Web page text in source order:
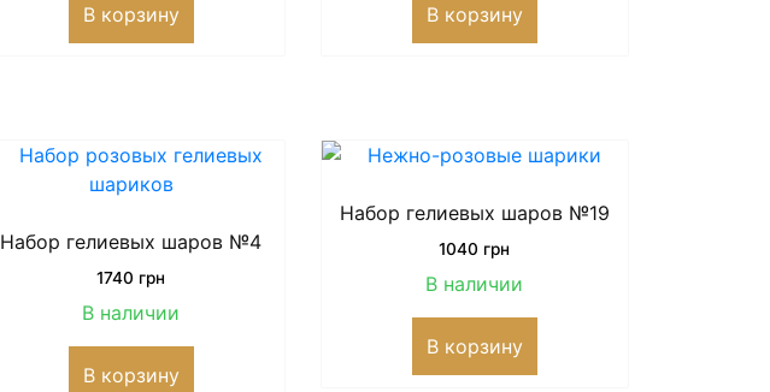
В корзину В корзину
Набор гелиевых шаров №4
1740 грн
В наличии
В корзину
Набор гелиевых шаров №19
1040 грн
В наличии
В корзину